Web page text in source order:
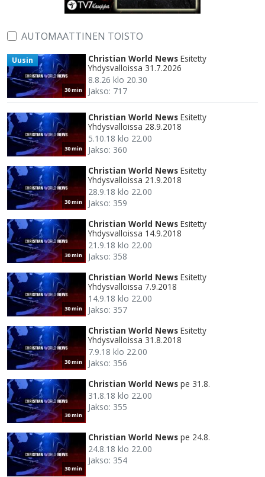
AUTOMAATTINEN TOISTO
30 min
Uusin Christian World News Esitetty
Yhdysvalloissa 31.7.2026
8.8.26 klo 20.30
Jakso: 717
30 min
Christian World News Esitetty
Yhdysvalloissa 28.9.2018
5.10.18 klo 22.00
Jakso: 360
30 min
Christian World News Esitetty
Yhdysvalloissa 21.9.2018
28.9.18 klo 22.00
Jakso: 359
30 min
Christian World News Esitetty
Yhdysvalloissa 14.9.2018
21.9.18 klo 22.00
Jakso: 358
30 min
Christian World News Esitetty
Yhdysvalloissa 7.9.2018
14.9.18 klo 22.00
Jakso: 357
30 min
Christian World News Esitetty
Yhdysvalloissa 31.8.2018
7.9.18 klo 22.00
Jakso: 356
30 min
Christian World News pe 31.8.
31.8.18 klo 22.00
Jakso: 355
30 min
Christian World News pe 24.8.
24.8.18 klo 22.00
Jakso: 354